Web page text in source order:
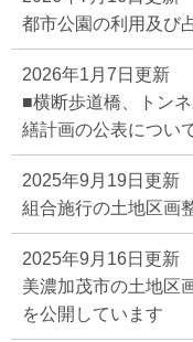
都市公園の利用及び
2026年1月7日更新
■横断歩道橋、トン
繕計画の公表につい
2025年9月19日更新
組合施行の土地区画
2025年9月16日更新
美濃加茂市の土地区
を公開しています